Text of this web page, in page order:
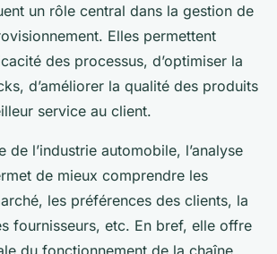
un rôle central dans la gestion de
Elles permettent
des processus, d’optimiser la
d’améliorer la qualité des produits
service au client.
de l’industrie automobile, l’analyse
de mieux comprendre les
les préférences des clients, la
fournisseurs, etc. En bref, elle offre
du fonctionnement de la chaîne